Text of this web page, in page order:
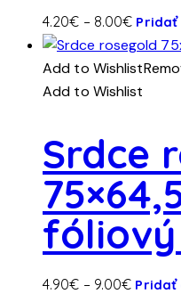
4.20€ – 8.00€Price
range:
4.20€
through
Pridať
Add to Wishlist
Add to Wishlist
Srdce
4.90€ – 9.00€Price
Pridať